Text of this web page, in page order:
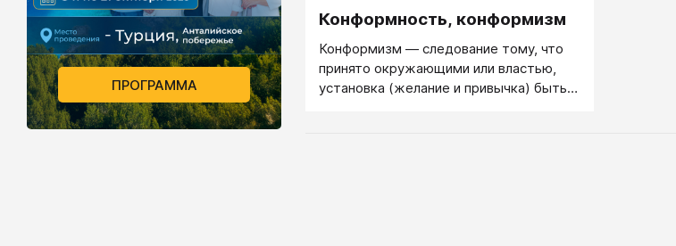
Конформность, конформизм
Конформизм — следование тому, что
принято окружающими или властью,
установка (желание и привычка) быть
ПРОГРАММА